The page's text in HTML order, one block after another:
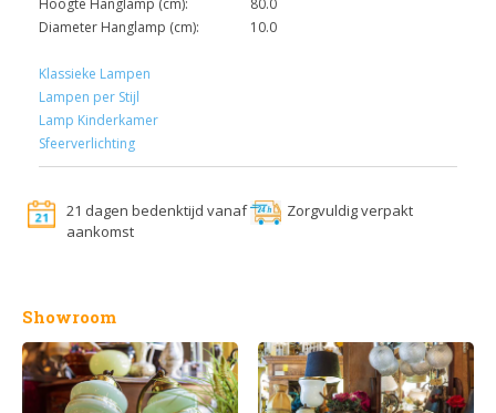
Hoogte Hanglamp (cm):
80.0
Diameter Hanglamp (cm):
10.0
Klassieke Lampen
Lampen per Stijl
Lamp Kinderkamer
Sfeerverlichting
21 dagen bedenktijd vanaf
aankomst
Zorgvuldig verpakt
Showroom